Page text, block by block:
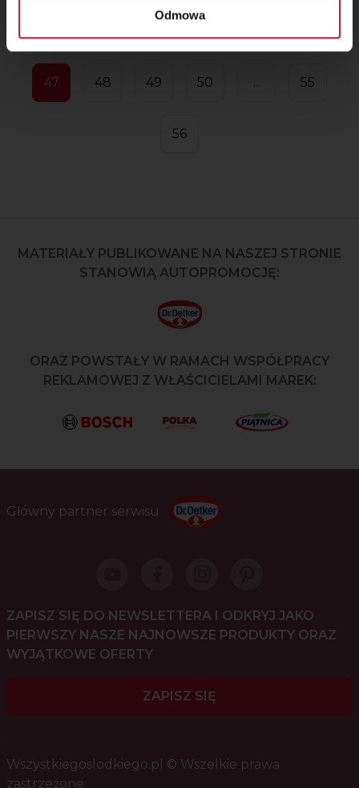
Odmowa
47 48 49 50 55
56
MATERIAŁY PUBLIKOWANE NA NASZEJ STRONIE
STANOWIĄ AUTOPROMOCJĘ:
ORAZ POWSTAŁY W RAMACH WSPÓŁPRACY
REKLAMOWEJ Z WŁAŚCICIELAMI MAREK:
Główny partner serwisu
ZAPISZ SIĘ DO NEWSLETTERA I ODKRYJ JAKO
PIERWSZY NASZE NAJNOWSZE PRODUKTY ORAZ
WYJĄTKOWE OFERTY
ZAPISZ SIĘ
Wszystkiegoslodkiego.pl © Wszelkie prawa
zastrzeżone